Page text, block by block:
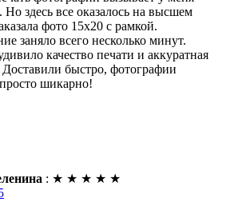
Но здесь все оказалось на высшем
фото 15х20 с рамкой.
заняло всего несколько минут.
качество печати и аккуратная
Доставили быстро, фотографии
шикарно!
: ★ ★ ★ ★ ★